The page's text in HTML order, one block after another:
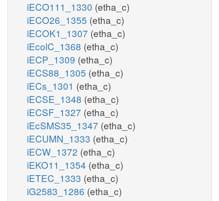
iECO111_1330 (etha_c)
iECO26_1355 (etha_c)
iECOK1_1307 (etha_c)
iEcolC_1368 (etha_c)
iECP_1309 (etha_c)
iECS88_1305 (etha_c)
iECs_1301 (etha_c)
iECSE_1348 (etha_c)
iECSF_1327 (etha_c)
iEcSMS35_1347 (etha_c)
iECUMN_1333 (etha_c)
iECW_1372 (etha_c)
iEKO11_1354 (etha_c)
iETEC_1333 (etha_c)
iG2583_1286 (etha_c)